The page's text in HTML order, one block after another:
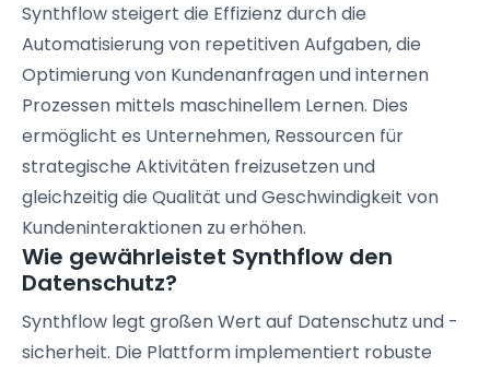
Synthflow steigert die Effizienz durch die
Automatisierung von repetitiven Aufgaben, die
Optimierung von Kundenanfragen und internen
Prozessen mittels maschinellem Lernen. Dies
ermöglicht es Unternehmen, Ressourcen für
strategische Aktivitäten freizusetzen und
gleichzeitig die Qualität und Geschwindigkeit von
Kundeninteraktionen zu erhöhen.
Wie gewährleistet Synthflow den
Datenschutz?
Synthflow legt großen Wert auf Datenschutz und -
sicherheit. Die Plattform implementiert robuste